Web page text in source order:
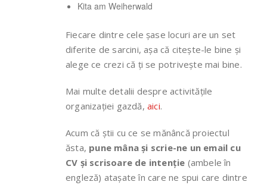
Kita am Weiherwald
Fiecare dintre cele șase locuri are un set
diferite de sarcini, așa că citește-le bine și
alege ce crezi că ți se potrivește mai bine.
Mai multe detalii despre activitățile
organizației gazdă, aici.
Acum că știi cu ce se mănâncă proiectul
ăsta, pune mâna și scrie-ne un email cu
CV și scrisoare de intenție (ambele în
engleză) atașate în care ne spui care dintre